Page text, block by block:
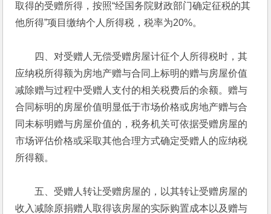
取得的受赠所得，按照“经国务院财政部门确定征税的其
他所得”项目缴纳个人所得税，税率为20%。
四、对受赠人无偿受赠房屋计征个人所得税时，其
应纳税所得额为房地产赠与合同上标明的赠与房屋价值
减除赠与过程中受赠人支付的相关税费后的余额。赠与
合同标明的房屋价值明显低于市场价格或房地产赠与合
同未标明赠与房屋价值的，税务机关可依据受赠房屋的
市场评估价格或采取其他合理方式确定受赠人的应纳税
所得额。
五、受赠人转让受赠房屋的，以其转让受赠房屋的
收入减除原捐赠人取得该房屋的实际购置成本以及赠与